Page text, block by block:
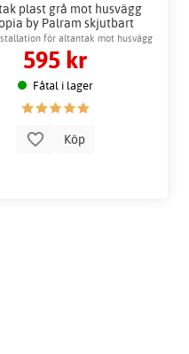
plast grå mot husvägg
by Palram skjutbart
för altantak mot husvägg
595 kr
Fåtal i lager
Köp